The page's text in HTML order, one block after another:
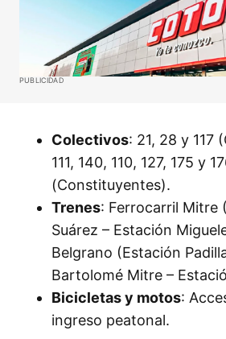
PUBLICIDAD
Colectivos: 21, 28 y 117
111, 140, 110, 127, 175 y
(Constituyentes).
Trenes: Ferrocarril Mitre
Suárez – Estación
Belgrano (Estación
Bartolomé Mitre –
Bicicletas y motos:
ingreso peatonal.